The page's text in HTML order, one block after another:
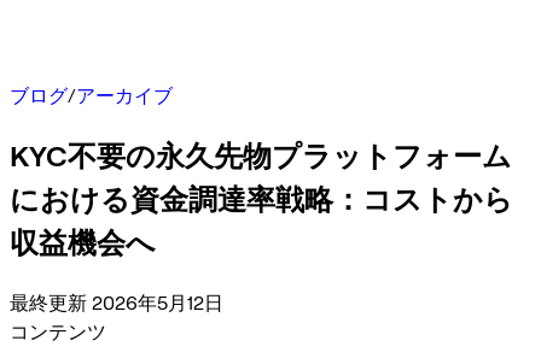
ブログ/アーカイブ
KYC不要の永久先物プラットフォーム
における資金調達率戦略：コストから
収益機会へ
最終更新 2026年5月12日
コンテンツ